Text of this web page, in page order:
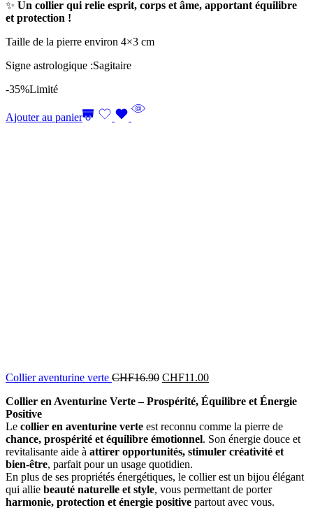
✨ Un collier qui relie esprit, corps et âme, apportant équilibre
et protection !
Taille de la pierre environ 4×3 cm
Signe astrologique :Sagitaire
-35%Limité
Ajouter au panier
Collier aventurine verte CHF16.90 Le
initial
CHF16.90.
CHF11.00Le
actuel
CHF11.00.
Collier en Aventurine Verte – Prospérité, Équilibre et Énergie
Positive
Le collier en aventurine verte est reconnu comme la pierre de
chance, prospérité et équilibre émotionnel. Son énergie douce et
revitalisante aide à attirer opportunités, stimuler créativité et
bien-être, parfait pour un usage quotidien.
En plus de ses propriétés énergétiques, le collier est un bijou élégant
qui allie beauté naturelle et style, vous permettant de porter
harmonie, protection et énergie positive partout avec vous.